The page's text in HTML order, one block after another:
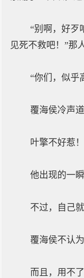
“别啊，好歹咱
见死不救吧！”那
“你们，似乎高
覆海侯冷声道
叶擎不好惹！
他出现的一瞬
不过，自己就
覆海侯不认为
而且，用不了